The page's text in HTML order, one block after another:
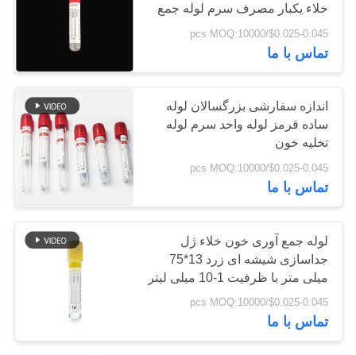
درباره
تور
کارخانه
کنترل
کیفیت
تماس
بگیرید
خلاء یکبار مصرف سرم لوله جمع
آوری خون
$0.025-0.045/pcs MOQ:10000
تماس با ما
اندازه سفارشی بزرگسالان لوله
ساده قرمز لوله واحد سرم لوله
تخلیه خون
$0.025-0.045/pcs MOQ:10000
تماس با ما
لوله جمع آوری خون خلاء ژل
جداسازی شیشه ای زرد 13*75
میلی متر با ظرفیت 1-10 میلی لیتر
$0.025-0.045/pcs MOQ:10000
تماس با ما